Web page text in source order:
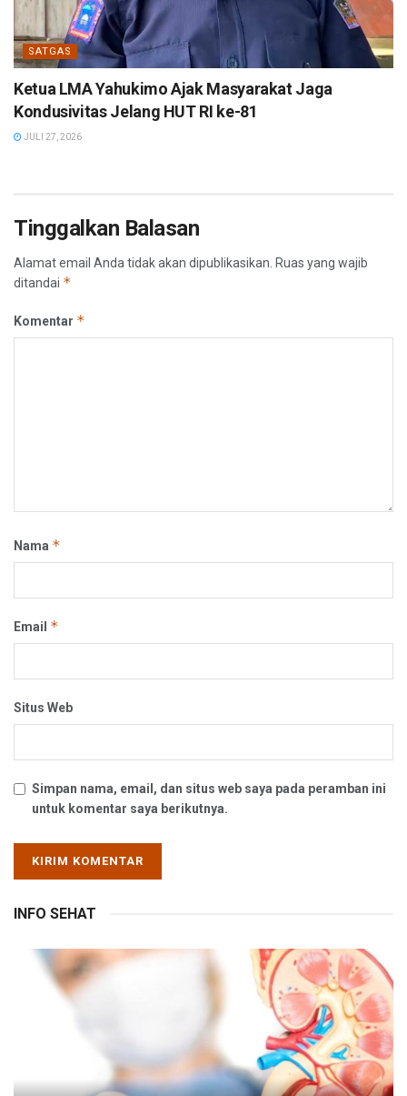
SATGAS
Ketua LMA Yahukimo Ajak Masyarakat Jaga
Kondusivitas Jelang HUT RI ke-81
JULI 27, 2026
Tinggalkan Balasan
Alamat email Anda tidak akan dipublikasikan. Ruas yang wajib
ditandai *
Komentar *
Nama *
Email *
Situs Web
Simpan nama, email, dan situs web saya pada peramban ini
untuk komentar saya berikutnya.
INFO SEHAT